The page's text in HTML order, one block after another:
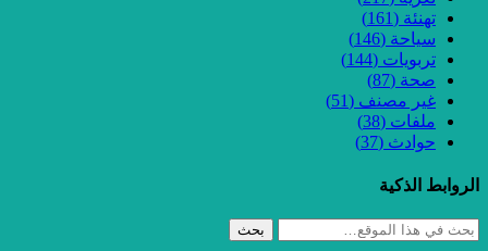
تهنئة (161)
سياحة (146)
تربويات (144)
صحة (87)
غير مصنف (51)
ملفات (38)
حوادث (37)
الروابط الذكية
بحث